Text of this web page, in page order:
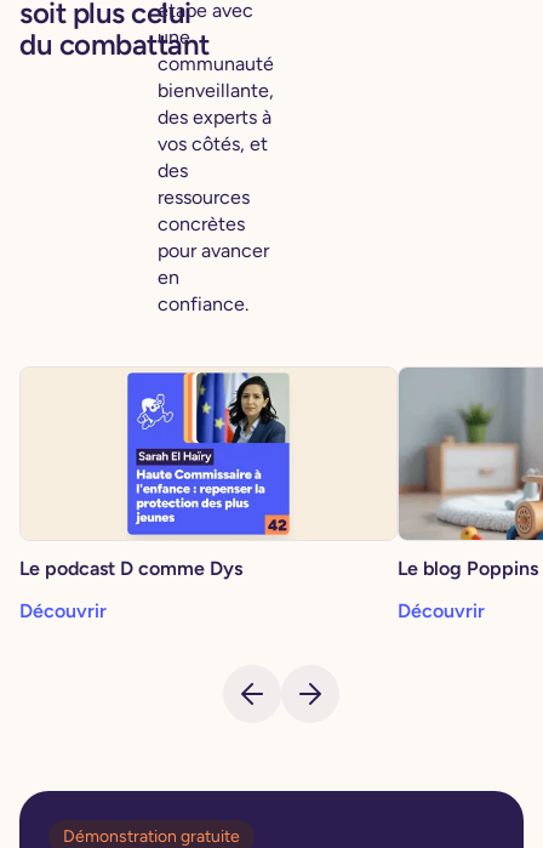
soit plus celui
du combattant
étape avec
une
communauté
bienveillante,
des experts à
vos côtés, et
des
ressources
concrètes
pour avancer
en
confiance.
Le podcast D comme Dys
Découvrir
Le blog Poppins
Découvrir
Démonstration gratuite